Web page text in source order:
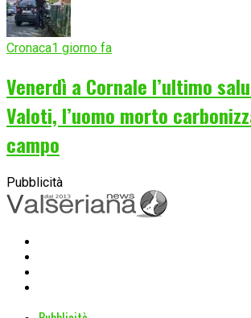
Cronaca1 giorno fa
Venerdì a Cornale l’ultimo
Valoti, l’uomo morto
campo
Pubblicità